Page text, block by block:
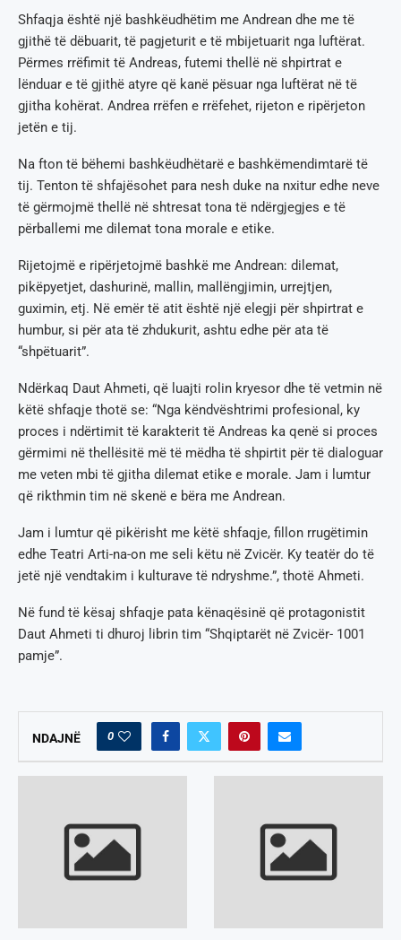
Shfaqja është një bashkëudhëtim me Andrean dhe me të
gjithë të dëbuarit, të pagjeturit e të mbijetuarit nga luftërat.
Përmes rrëfimit të Andreas, futemi thellë në shpirtrat e
lënduar e të gjithë atyre që kanë pësuar nga luftërat në të
gjitha kohërat. Andrea rrëfen e rrëfehet, rijeton e ripërjeton
jetën e tij.
Na fton të bëhemi bashkëudhëtarë e bashkëmendimtarë të
tij. Tenton të shfajësohet para nesh duke na nxitur edhe neve
të gërmojmë thellë në shtresat tona të ndërgjegjes e të
përballemi me dilemat tona morale e etike.
Rijetojmë e ripërjetojmë bashkë me Andrean: dilemat,
pikëpyetjet, dashurinë, mallin, mallëngjimin, urrejtjen,
guximin, etj. Në emër të atit është një elegji për shpirtrat e
humbur, si për ata të zhdukurit, ashtu edhe për ata të
“shpëtuarit”.
Ndërkaq Daut Ahmeti, që luajti rolin kryesor dhe të vetmin në
këtë shfaqje thotë se: “Nga këndvështrimi profesional, ky
proces i ndërtimit të karakterit të Andreas ka qenë si proces
gërmimi në thellësitë më të mëdha të shpirtit për të dialoguar
me veten mbi të gjitha dilemat etike e morale. Jam i lumtur
që rikthmin tim në skenë e bëra me Andrean.
Jam i lumtur që pikërisht me këtë shfaqje, fillon rrugëtimin
edhe Teatri Arti-na-on me seli këtu në Zvicër. Ky teatër do të
jetë një vendtakim i kulturave të ndryshme.”, thotë Ahmeti.
Në fund të kësaj shfaqje pata kënaqësinë që protagonistit
Daut Ahmeti ti dhuroj librin tim “Shqiptarët në Zvicër- 1001
pamje”.
NDAJNË 0